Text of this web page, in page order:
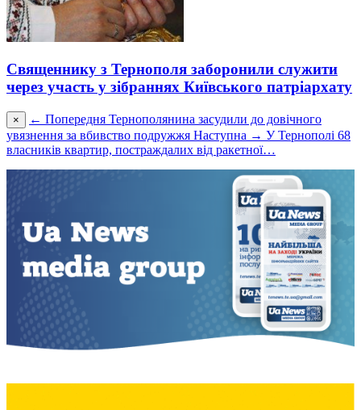
Священнику з Тернополя заборонили служити
через участь у зібраннях Київського патріархату
× ← Попередня Тернополянина засудили до довічного
увязнення за вбивство подружжя Наступна → У Тернополі 68
власників квартир, постраждалих від ракетної…